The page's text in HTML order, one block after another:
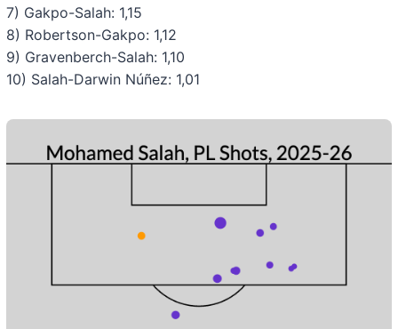
7) Gakpo-Salah: 1,15
8) Robertson-Gakpo: 1,12
9) Gravenberch-Salah: 1,10
10) Salah-Darwin Núñez: 1,01